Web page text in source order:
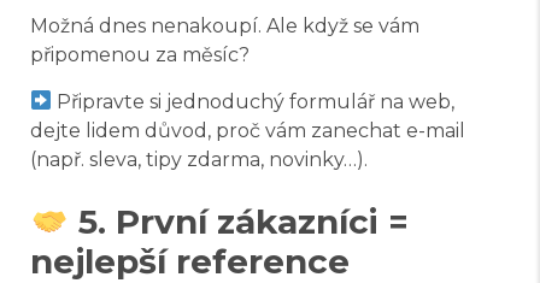
Možná dnes nenakoupí. Ale když se vám
připomenou za měsíc?
Připravte si jednoduchý formulář na web,
dejte lidem důvod, proč vám zanechat e-mail
(např. sleva, tipy zdarma, novinky…).
5. První zákazníci =
nejlepší reference